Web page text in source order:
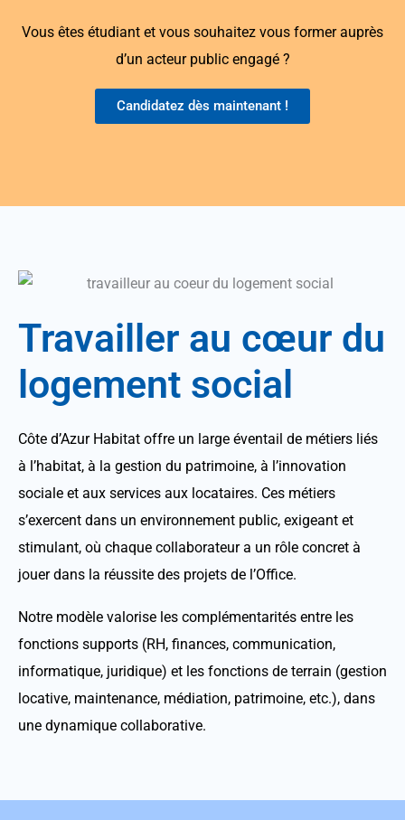
Vous êtes étudiant et vous souhaitez vous former auprès
d’un acteur public engagé ?
Candidatez dès maintenant !
Travailler au cœur du
logement social
Côte d’Azur Habitat offre un large éventail de métiers liés
à l’habitat, à la gestion du patrimoine, à l’innovation
sociale et aux services aux locataires. Ces métiers
s’exercent dans un environnement public, exigeant et
stimulant, où chaque collaborateur a un rôle concret à
jouer dans la réussite des projets de l’Office.
Notre modèle valorise les complémentarités entre les
fonctions supports (RH, finances, communication,
informatique, juridique) et les fonctions de terrain (gestion
locative, maintenance, médiation, patrimoine, etc.), dans
une dynamique collaborative.